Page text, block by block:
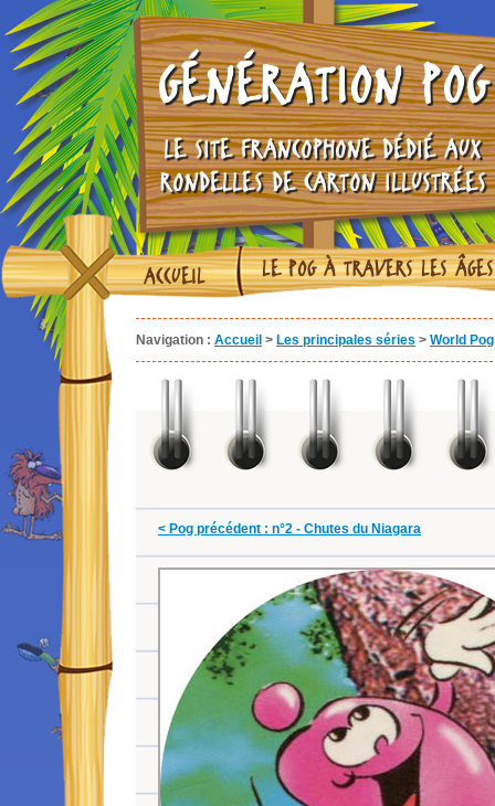
GÉNÉRATION POG
LE SITE FRANCOPHONE DÉDIÉ AUX
RONDELLES DE CARTON ILLUSTRÉES
ACCUEIL LE POG À TRAVERS LES ÂGES
Navigation : Accueil > Les principales séries > World
< Pog précédent : n°2 - Chutes du Niagara